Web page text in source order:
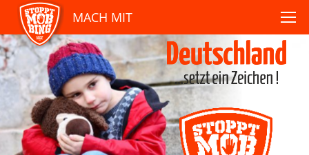
MACH MIT